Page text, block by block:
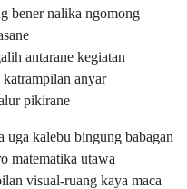
bener nalika ngomong
antarane kegiatan
anyar
pikirane
uga kalebu bingung babagan
matematika utawa
visual-ruang kaya maca